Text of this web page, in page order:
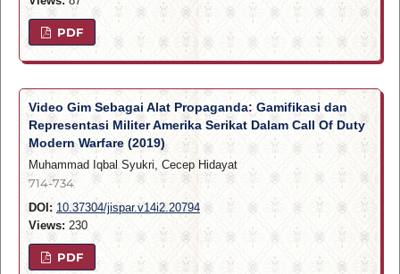
PDF
Video Gim Sebagai Alat Propaganda: Gamifikasi dan
Representasi Militer Amerika Serikat Dalam Call Of Duty
Modern Warfare (2019)
Muhammad Iqbal Syukri, Cecep Hidayat
714-734
DOI: 10.37304/jispar.v14i2.20794
Views:230
PDF